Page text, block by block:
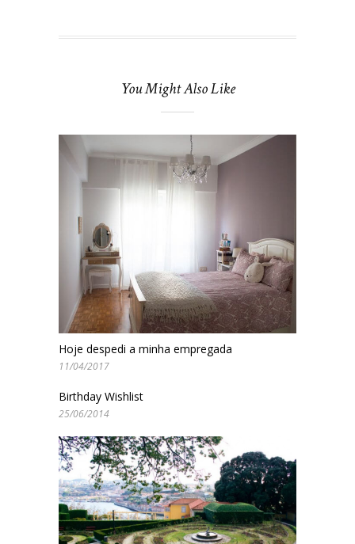
You Might Also Like
Hoje despedi a minha empregada
11/04/2017
Birthday Wishlist
25/06/2014